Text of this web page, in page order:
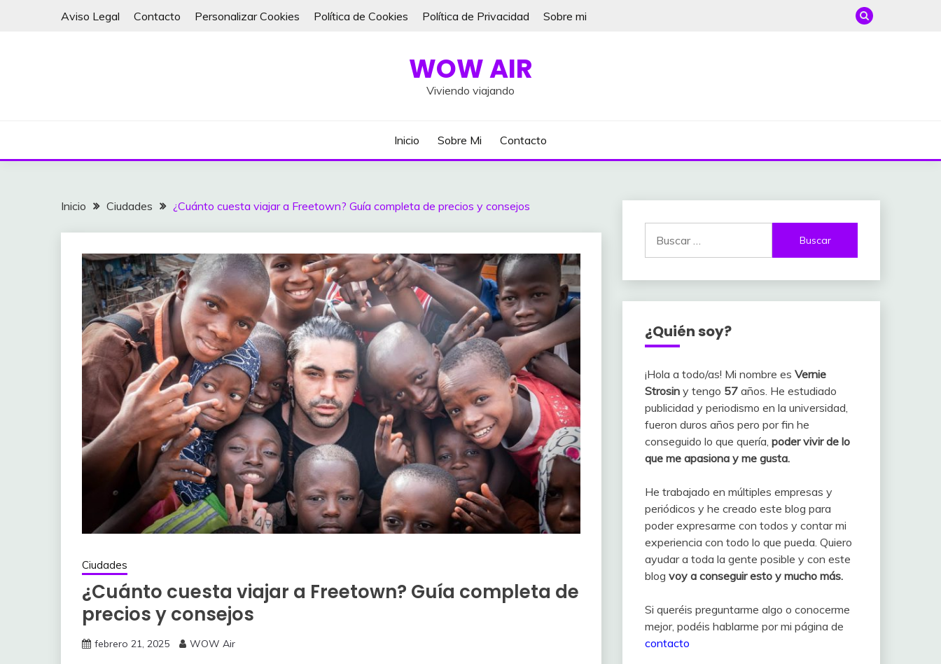
Aviso Legal Contacto Personalizar Cookies Política de Cookies Política de Privacidad Sobre mi
WOW AIR
Viviendo viajando
Inicio Sobre Mi Contacto
Inicio Ciudades ¿Cuánto cuesta viajar a Freetown? Guía completa de precios y consejos
Ciudades
¿Cuánto cuesta viajar a Freetown? Guía completa de
precios y consejos
febrero 21, 2025 WOW Air
¿Quién soy?
¡Hola a todo/as! Mi nombre es Vernie
Strosiny tengo 57años. He estudiado
publicidad y periodismo en la universidad,
fueron duros años pero por fin he
conseguido lo que quería, poder vivir de lo
que me apasiona y me gusta.
He trabajado en múltiples empresas y
periódicos y he creado este blog para
poder expresarme con todos y contar mi
experiencia con todo lo que pueda. Quiero
ayudar a toda la gente posible y con este
blog voy a conseguir esto y mucho más.
Si queréis preguntarme algo o conocerme
mejor, podéis hablarme por mi página de
contacto